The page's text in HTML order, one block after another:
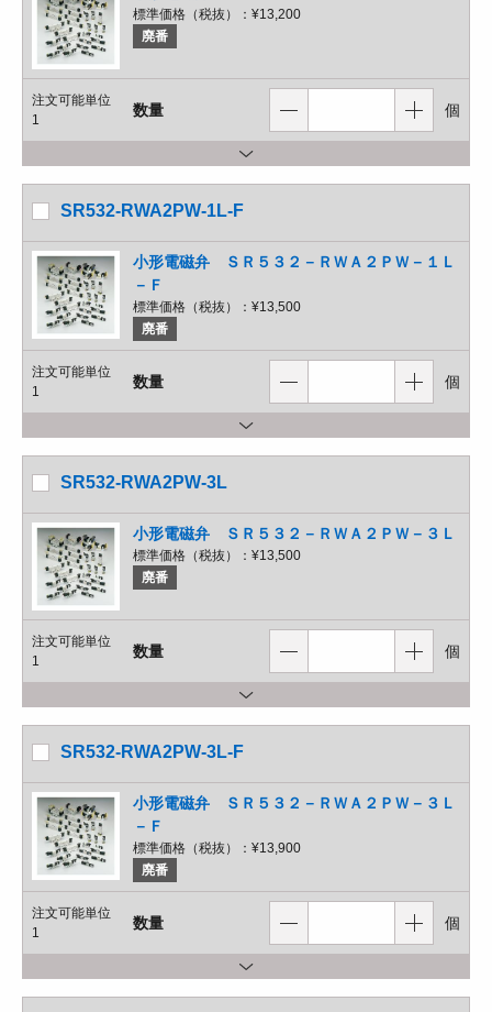
標準価格（税抜）： ¥13,200
廃番
注文可能単位
1
数量 個
SR532-RWA2PW-1L-F
小形電磁弁 ＳＲ５３２－ＲＷＡ２ＰＷ－１Ｌ
－Ｆ
標準価格（税抜）： ¥13,500
廃番
注文可能単位
1
数量 個
SR532-RWA2PW-3L
小形電磁弁 ＳＲ５３２－ＲＷＡ２ＰＷ－３Ｌ
標準価格（税抜）： ¥13,500
廃番
注文可能単位
1
数量 個
SR532-RWA2PW-3L-F
小形電磁弁 ＳＲ５３２－ＲＷＡ２ＰＷ－３Ｌ
－Ｆ
標準価格（税抜）： ¥13,900
廃番
注文可能単位
1
数量 個